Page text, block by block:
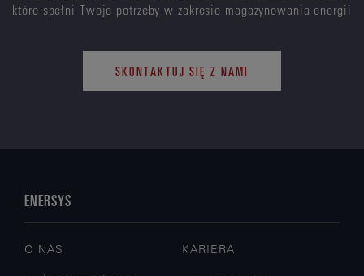
które spełni Twoje potrzeby w zakresie magazynowania energii
SKONTAKTUJ SIĘ Z NAMI
ENERSYS
O NAS KARIERA